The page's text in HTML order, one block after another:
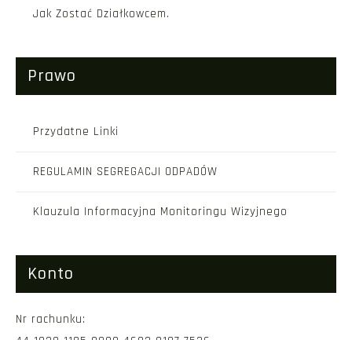
Jak Zostać Działkowcem.
Prawo
Przydatne Linki
REGULAMIN SEGREGACJI ODPADÓW
Klauzula Informacyjna Monitoringu Wizyjnego
Konto
Nr rachunku: